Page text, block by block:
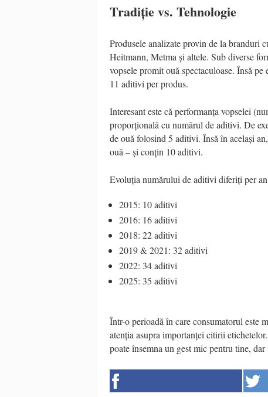
Tradiție vs. Tehnologie
Produsele analizate provin de la branduri
Heitmann, Metma și altele. Sub diverse
vopsele promit ouă spectaculoase. Însă
11 aditivi per produs.
Interesant este că performanța vopselei
proporțională cu numărul de aditivi. De
de ouă folosind 5 aditivi. Însă în același
ouă – și conțin 10 aditivi.
Evoluția numărului de aditivi diferiți per
2015: 10 aditivi
2016: 16 aditivi
2018: 22 aditivi
2019 & 2021: 32 aditivi
2022: 34 aditivi
2025: 35 aditivi
Într-o perioadă în care consumatorul este
atenția asupra importanței citirii
poate însemna un gest mic pentru tine,